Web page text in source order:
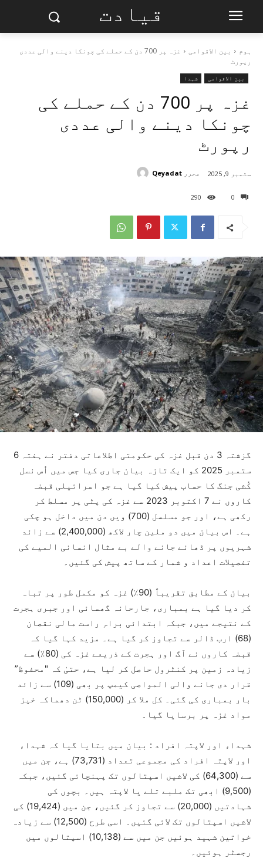
قیادت
ہوم بین الاقوامی
غزہ پر 700 دن کے حملے کی چونکا دینے والی عددی
رپورٹ
بین الاقوامی ︎شہدا
غزہ پر 700 دن کے حملے کی
چونکا دینے والی عددی
رپورٹ
0
290
ستمبر 9, 2025 محرر Qeyadat
گزشتہ 3 دن قبل غزہ کی حکومتی اطلاعاتی دفتر نے ہفتہ 6
ستمبر 2025 کو ایک تازہ بیان جاری کیا جس میں اُس نسل
کُشی جنگ کا حساب پیش کیا گیا ہے جو اسرائیلی قبضہ
کاروں نے 7 اکتوبر 2023 سے غزہ کی پٹی پر مسلط کر
رکھی ہے، اور جو مسلسل (700) ویں دن میں داخل ہو چکی
ہے۔ اس بیان میں دو ملین چار لاکھ (2,400,000) سے زائد
شہریوں پر ڈھائے جانے والے بے مثال انسانی المیے کی
تفصیلات اعداد و شمار کے ساتھ پیش کی گئیں۔
بیان کے مطابق تقریباً (90٪) غزہ کو مکمل طور پر تباہ
کر دیا گیا ہے بمباری، جارحانہ گھسائی اور جبری ہجرت
کے نتیجے میں، جبکہ ابتدائی براہِ راست مالی نقصان
(68) ارب ڈالر سے تجاوز کر گیا ہے۔ مزید کہا گیا کہ
قبضہ کاروں نے آگ اور ہجرت کے ذریعے غزہ کی (80٪) سے
زیادہ زمین پر کنٹرول حاصل کر لیا ہے، حتیٰ کہ "محفوظ”
قرار دی جانے والی المواصی کیمپ پر بھی (109) سے زائد
بار بمباری کی گئی۔ کل ملا کر (150,000) ٹن دھماکہ خیز
مواد غزہ پر برسایا گیا۔
شہداء اور لاپتہ افراد : بیان میں بتایا گیا کہ شہداء
اور لاپتہ افراد کی مجموعی تعداد (73,731) ہے، جن میں
سے (64,300) کی لاشیں اسپتالوں تک پہنچائی گئیں، جبکہ
(9,500) ابھی تک ملبے تلے یا لاپتہ ہیں۔ بچوں کی
شہادتیں (20,000) سے تجاوز کر گئیں، جن میں (19,424) کی
لاشیں اسپتالوں تک لائی گئیں۔ اسی طرح (12,500) سے زیادہ
خواتین شہید ہوئیں جن میں سے (10,138) اسپتالوں میں
رجسٹر ہوئیں۔